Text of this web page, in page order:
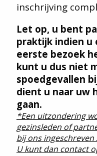
inschrijving
Let op, u bent
praktijk indien u
eerste bezoek
kunt u dus niet
spoedgevallen
dient u naar uw
gaan.
*Een uitzondering
gezinsleden of
bij ons ingeschreven
U kunt dan contact